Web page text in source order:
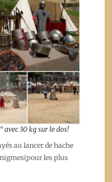
avec 30 kg sur le dos!
au lancer de hache
les plus